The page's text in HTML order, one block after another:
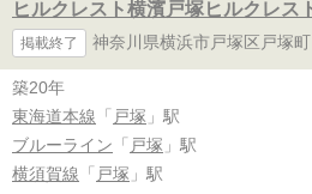
ヒルクレスト横濱戸塚ヒルクレス
掲載終了 神奈川県横浜市戸塚区戸塚町
築20年
東海道本線 「 戸塚 」駅
ブルーライン 「 戸塚 」駅
横須賀線 「 戸塚 」駅